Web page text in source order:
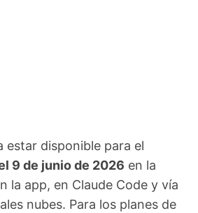
estar disponible para el
9 de junio de 2026 en la
la app, en Claude Code y vía
nubes. Para los planes de